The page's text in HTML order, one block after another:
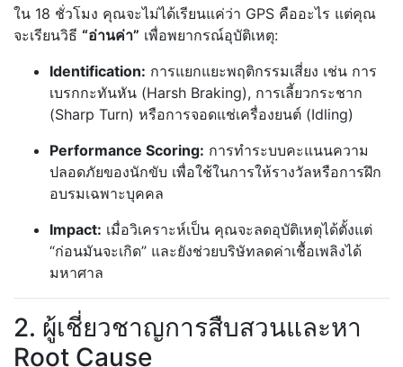
ใน 18 ชั่วโมง คุณจะไม่ได้เรียนแค่ว่า GPS คืออะไร แต่คุณ
จะเรียนวิธี “อ่านค่า” เพื่อพยากรณ์อุบัติเหตุ:
Identification: การแยกแยะพฤติกรรมเสี่ยง เช่น การ
เบรกกะทันหัน (Harsh Braking), การเลี้ยวกระชาก
(Sharp Turn) หรือการจอดแช่เครื่องยนต์ (Idling)
Performance Scoring: การทำระบบคะแนนความ
ปลอดภัยของนักขับ เพื่อใช้ในการให้รางวัลหรือการฝึก
อบรมเฉพาะบุคคล
Impact: เมื่อวิเคราะห์เป็น คุณจะลดอุบัติเหตุได้ตั้งแต่
“ก่อนมันจะเกิด” และยังช่วยบริษัทลดค่าเชื้อเพลิงได้
มหาศาล
2. ผู้เชี่ยวชาญการสืบสวนและหา
Root Cause